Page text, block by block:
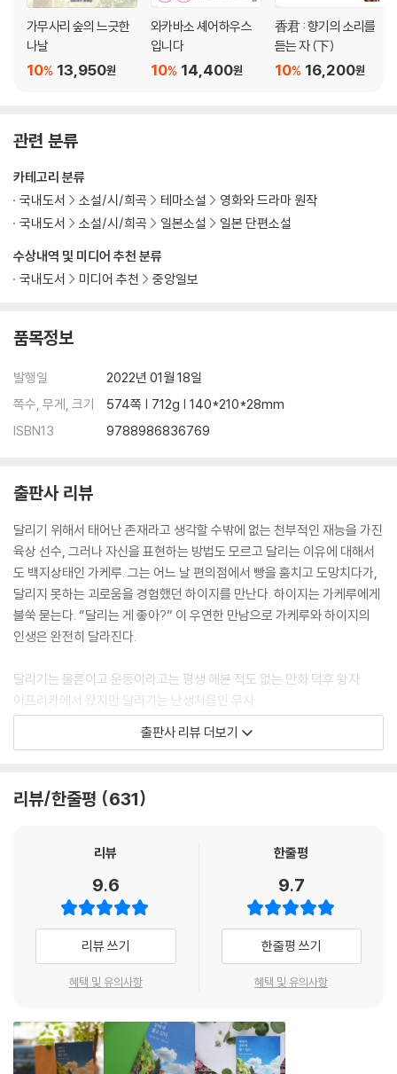
가무사리 숲의 느긋한
나날
13,950원
10%
와카바소 셰어하우스
입니다
14,400원
10%
香君 : 향기의 소리를
듣는 자 (下)
16,200원
10%
관련 분류
수상내역 및 미디어 추천 분류
국내도서
미디어 추천 중앙일보
카테고리 분류
국내도서
소설/시/희곡 테마소설
영화와 드라마 원작
국내도서
소설/시/희곡 일본소설 일본 단편소설
품목정보
발행일
2022년 01월 18일
쪽수, 무게, 크기
574쪽 | 712g | 140*210*28mm
ISBN13
9788986836769
출판사 리뷰
달리기 위해서 태어난 존재라고 생각할 수밖에 없는 천부적인 재능을 가진
육상 선수, 그러나 자신을 표현하는 방법도 모르고 달리는 이유에 대해서
도 백지상태인 가케루. 그는 어느 날 편의점에서 빵을 훔치고 도망치다가,
달리지 못하는 괴로움을 경험했던 하이지를 만난다. 하이지는 가케루에게
불쑥 묻는다. “달리는 게 좋아?” 이 우연한 만남으로 가케루와 하이지의
인생은 완전히 달라진다.
달리기는 물론이고 운동이라고는 평생 해본 적도 없는 만화 덕후 왕자
아프리카에서 왔지만 달리기는 난생처음인 무사
체력과 활력이 넘쳐나며 분위기 메이커인 쌍둥이 형제 조지와 조타
고향 산골마을에서 등하교하며 자연스럽게 지구력을 갈고닦은 신동
퀴즈 프로그램에는 늘 진심인 퀴생퀴사 킹
코네 정상에 서려는 하이지
이들 열 명의 하코네 역전경주 도전기를 담은 이 책은 달리기를 통해서 하
나의 목표를 달성하고자 나아가는 사람들의 이야기를 독자들에게 전달한
다. 개성 넘치는 10인 10색의 청춘들은 처음에는 마지못해 달리기 훈련에
대하기 시작한다. 달릴 때는 철저하게 혼자이지만 다음 주자에게 어깨 끈
을 넘겨주며 달리는 역전경주를 통해서, 열 명의 청년들은 믿음을 바탕으
로 서로에게 의지하며 살아가야 한다는 것을 점차 깨닫는다.
출판사 리뷰 더보기
리뷰/한줄평 631
리뷰
9.6
리뷰 쓰기
혜택 및 유의사항
한줄평
9.7
한줄평 쓰기
혜택 및 유의사항